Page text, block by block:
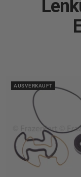
AUSVERKAUFT